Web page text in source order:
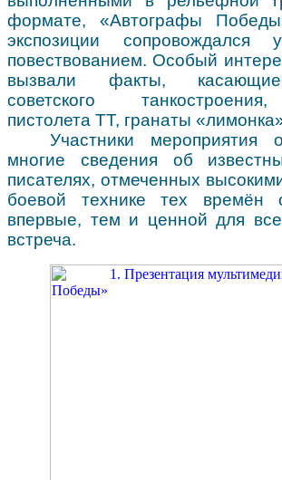
формате, «Автографы
экспозиции сопровождался
повествованием. Особый
вызвали факты,
советского
пистолета ТТ, гранаты
Участники мероприятия
многие сведения об
писателях, отмеченных
боевой технике тех времён
впервые, тем и ценной для
встреча.